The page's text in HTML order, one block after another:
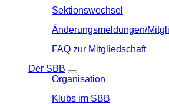
Sektionswechsel
Änderungsmeldungen/
FAQ zur Mitgliedschaft
Der SBB
Organisation
Klubs im SBB